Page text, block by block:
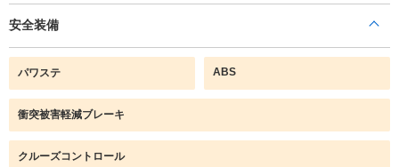
安全装備
パワステ ABS
衝突被害軽減ブレーキ
クルーズコントロール